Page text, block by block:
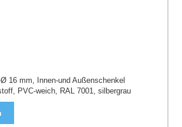
16 mm, Innen-und Außenschenkel
PVC-weich, RAL 7001, silbergrau